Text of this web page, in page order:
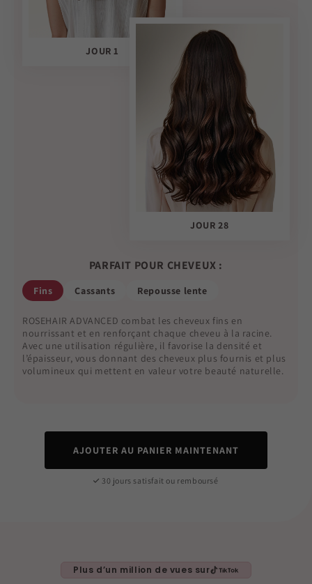
PARFAIT POUR CHEVEUX :
Fins Cassants Repousse lente
ROSEHAIR ADVANCED combat les cheveux fins en
nourrissant et en renforçant chaque cheveu à la racine.
Avec une utilisation régulière, il favorise la densité et
l’épaisseur, vous donnant des cheveux plus fournis et plus
volumineux qui mettent en valeur votre beauté naturelle.
JOUR 1
JOUR 28
AJOUTER AU PANIER MAINTENANT
30 jours satisfait ou remboursé
Plus d’un million de vues sur